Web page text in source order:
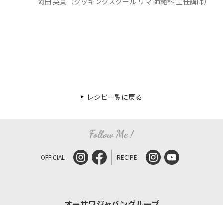
レシピ一覧に戻る
OFFICIAL RECIPE